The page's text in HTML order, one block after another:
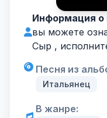
Информация о
вы можете
Сыр ,
Песня из
Итальянец
В жанре: